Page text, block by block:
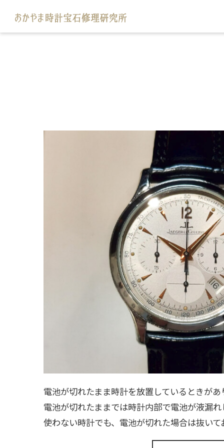
電池が切れたまま時計を放置しているときが
電池が切れたままでは時計内部で電池が液漏
使わない時計でも、電池が切れた場合は抜い